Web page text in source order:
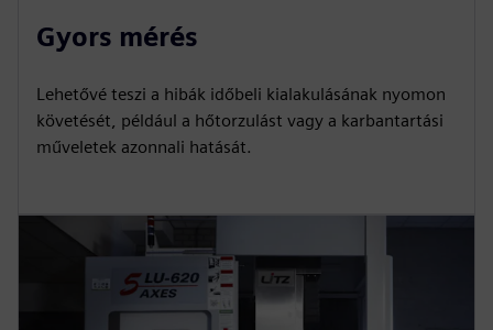
Gyors mérés
Lehetővé teszi a hibák időbeli kialakulásának nyomon
követését, például a hőtorzulást vagy a karbantartási
műveletek azonnali hatását.